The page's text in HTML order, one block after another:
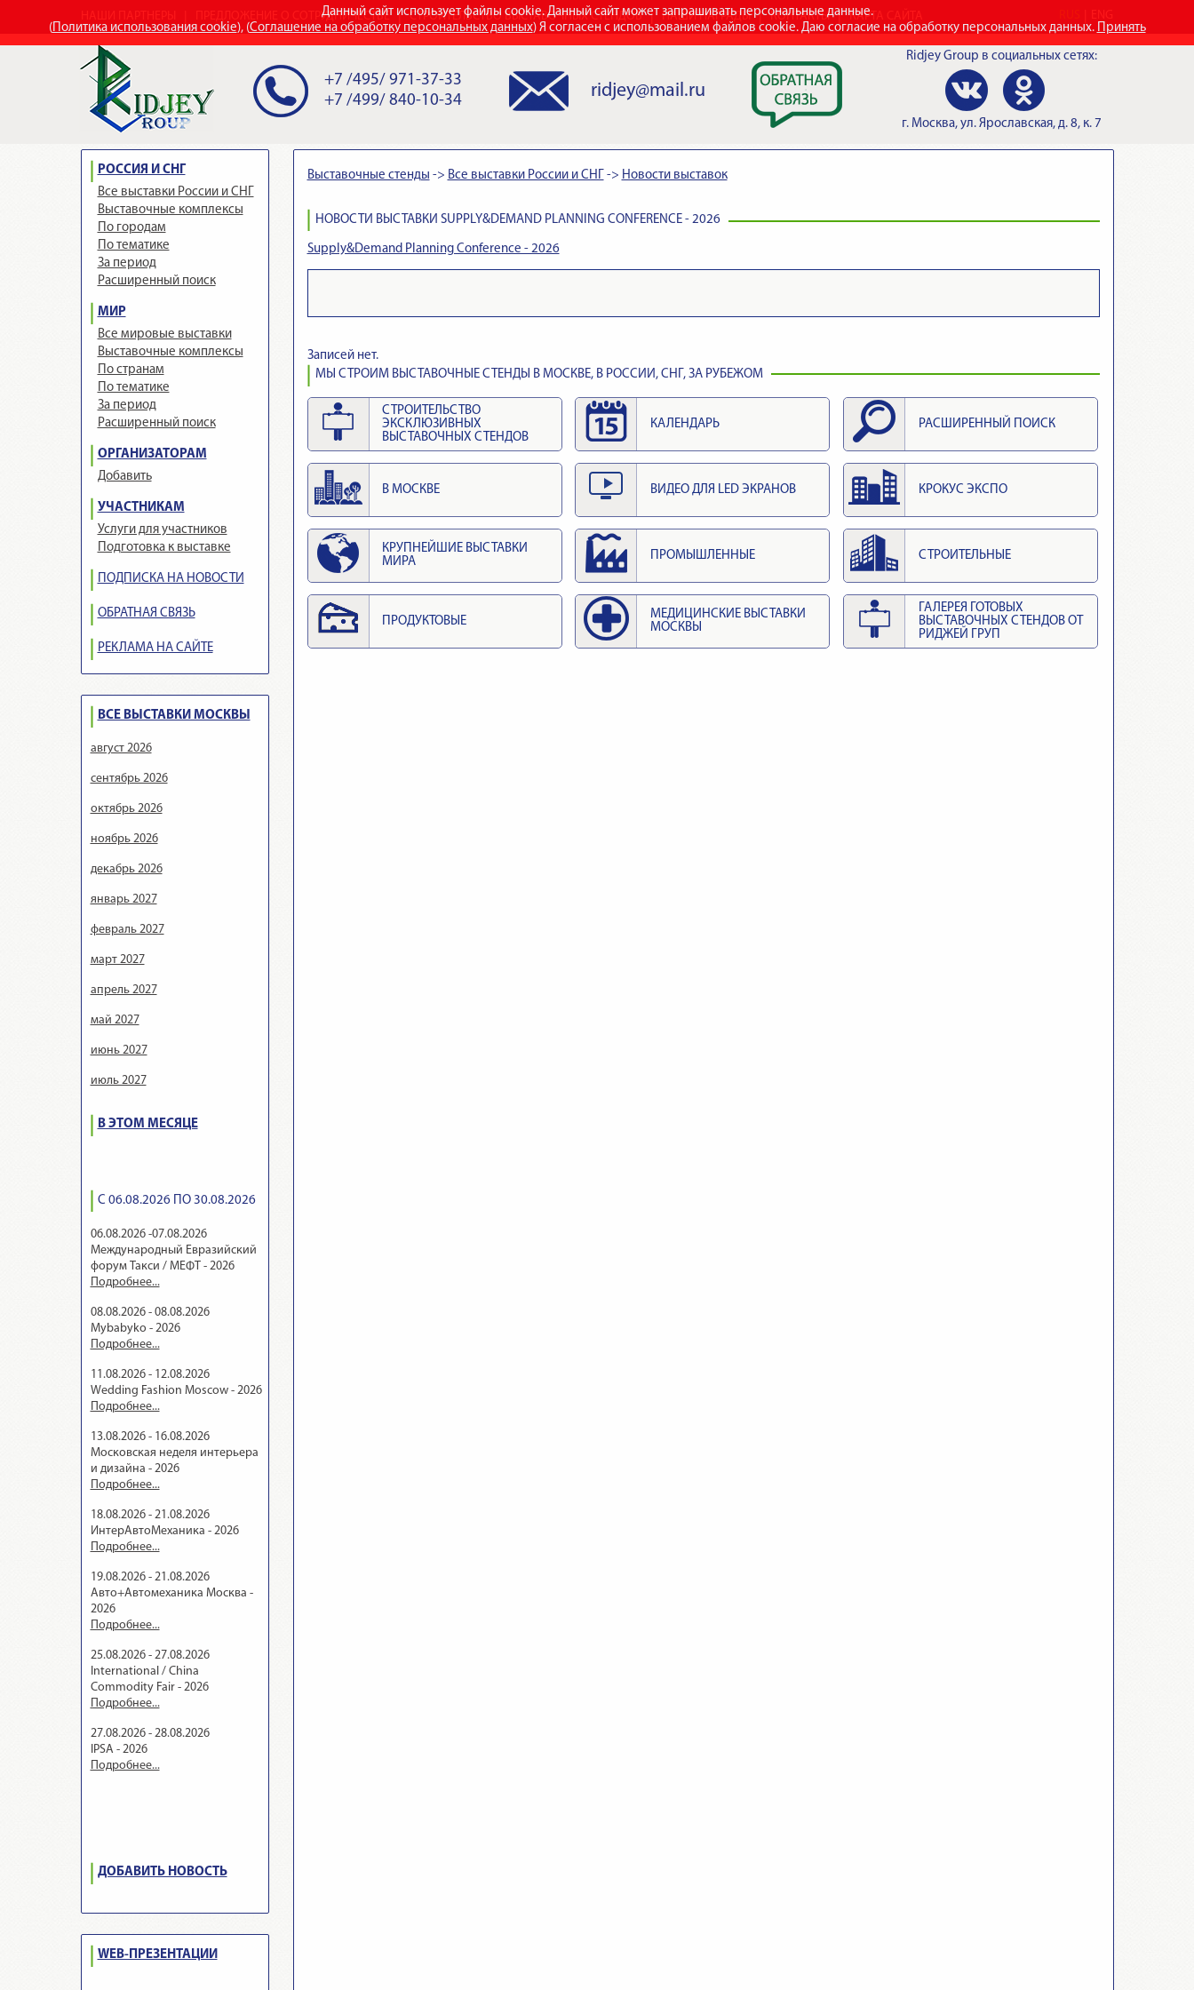
Данный сайт использует файлы cookie. Данный сайт может запрашивать персональные данные.
(Политика использования cookie), (Соглашение на обработку персональных данных) Я согласен с использованием файлов cookie. Даю согласие на обработку персональных данных. Принять
ПРЕДЛОЖЕНИЕ О СОТРУДНИЧЕСТВЕ СТРОИТЕЛЬСТВО ВЫСТАВОЧНЫХ СТЕНДОВ НАШИ НАГРАДЫ КОНТАКТЫ КАРТА САЙТА
+7 /495/ 971-37-33
+7 /499/ 840-10-34
ridjey@mail.ru
Ridjey Group в социальных сетях:
г. Москва, ул. Ярославская, д. 8, к. 7
РОССИЯ И СНГ
Все выставки России и СНГ
Выставочные комплексы
По городам
По тематике
За период
Расширенный поиск
МИР
Все мировые выставки
Выставочные комплексы
По странам
По тематике
За период
Расширенный поиск
ОРГАНИЗАТОРАМ
Добавить
УЧАСТНИКАМ
Услуги для участников
Подготовка к выставке
ПОДПИСКА НА НОВОСТИ
ОБРАТНАЯ СВЯЗЬ
РЕКЛАМА НА САЙТЕ
ВСЕ ВЫСТАВКИ МОСКВЫ
август 2026
сентябрь 2026
октябрь 2026
ноябрь 2026
декабрь 2026
январь 2027
февраль 2027
март 2027
апрель 2027
май 2027
июнь 2027
июль 2027
В ЭТОМ МЕСЯЦЕ
С 06.08.2026 ПО 30.08.2026
06.08.2026 -07.08.2026
Международный Евразийский
форум Такси / МЕФТ - 2026
Подробнее...
08.08.2026 - 08.08.2026
Mybabyko - 2026
Подробнее...
11.08.2026 - 12.08.2026
Wedding Fashion Moscow - 2026
Подробнее...
13.08.2026 - 16.08.2026
Московская неделя интерьера
и дизайна - 2026
Подробнее...
18.08.2026 - 21.08.2026
ИнтерАвтоМеханика - 2026
Подробнее...
19.08.2026 - 21.08.2026
Авто+Автомеханика Москва -
2026
Подробнее...
25.08.2026 - 27.08.2026
International / China
Commodity Fair - 2026
Подробнее...
27.08.2026 - 28.08.2026
IPSA - 2026
Подробнее...
ДОБАВИТЬ НОВОСТЬ
WEB-ПРЕЗЕНТАЦИИ
Выставочные стенды -> Все выставки России и СНГ -> Новости выставок
НОВОСТИ ВЫСТАВКИ SUPPLY&DEMAND PLANNING CONFERENCE - 2026
Supply&Demand Planning Conference - 2026
Записей нет.
МЫ СТРОИМ ВЫСТАВОЧНЫЕ СТЕНДЫ В МОСКВЕ, В РОССИИ, СНГ, ЗА РУБЕЖОМ
СТРОИТЕЛЬСТВО
ЭКСКЛЮЗИВНЫХ
ВЫСТАВОЧНЫХ СТЕНДОВ
КАЛЕНДАРЬ РАСШИРЕННЫЙ ПОИСК
В МОСКВЕ ВИДЕО ДЛЯ LED ЭКРАНОВ КРОКУС ЭКСПО
КРУПНЕЙШИЕ ВЫСТАВКИ
МИРА
ПРОМЫШЛЕННЫЕ СТРОИТЕЛЬНЫЕ
ПРОДУКТОВЫЕ
МЕДИЦИНСКИЕ ВЫСТАВКИ
МОСКВЫ
ГАЛЕРЕЯ ГОТОВЫХ
ВЫСТАВОЧНЫХ СТЕНДОВ ОТ
РИДЖЕЙ ГРУП